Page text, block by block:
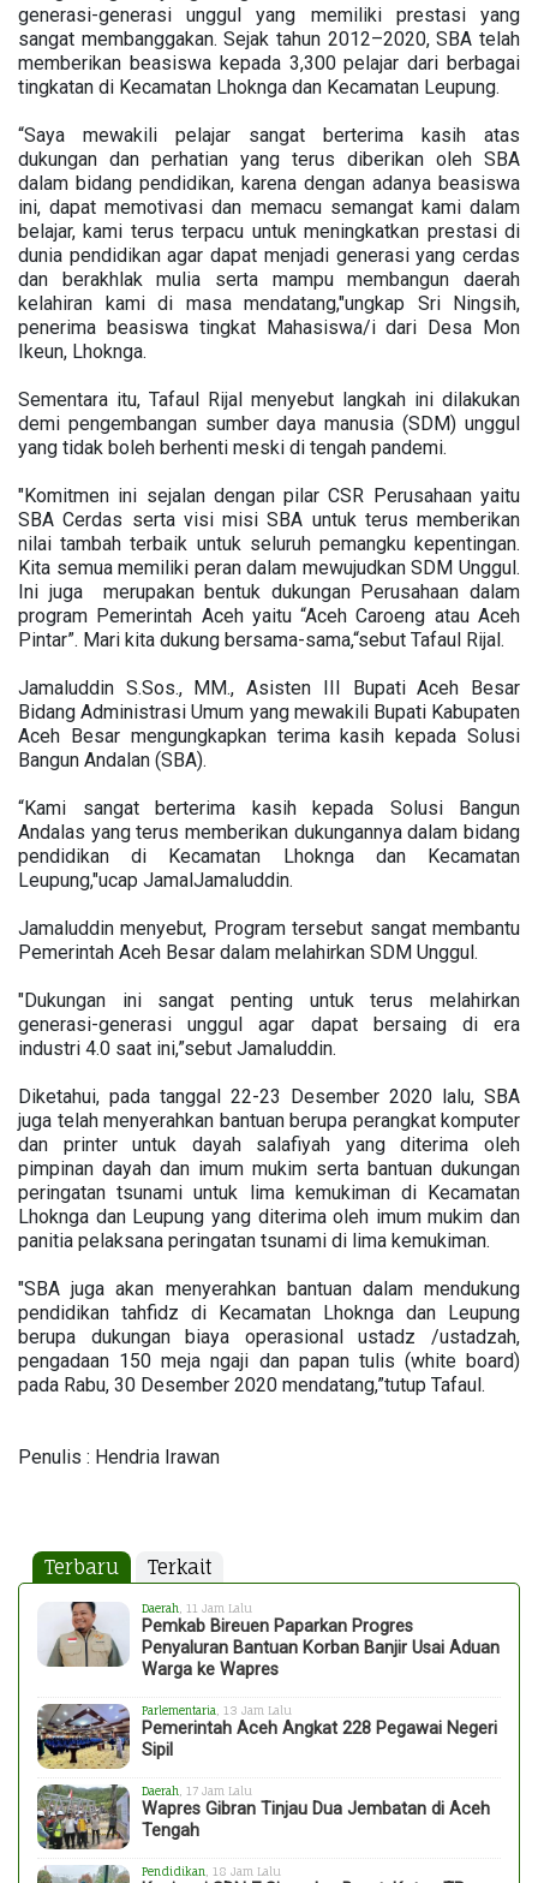
generasi-generasi unggul yang memiliki prestasi yang
sangat membanggakan. Sejak tahun 2012–2020, SBA telah
memberikan beasiswa kepada 3,300 pelajar dari berbagai
tingkatan di Kecamatan Lhoknga dan Kecamatan Leupung.
“Saya mewakili pelajar sangat berterima kasih atas
dukungan dan perhatian yang terus diberikan oleh SBA
dalam bidang pendidikan, karena dengan adanya beasiswa
ini, dapat memotivasi dan memacu semangat kami dalam
belajar, kami terus terpacu untuk meningkatkan prestasi di
dunia pendidikan agar dapat menjadi generasi yang cerdas
dan berakhlak mulia serta mampu membangun daerah
kelahiran kami di masa mendatang,"ungkap Sri Ningsih,
penerima beasiswa tingkat Mahasiswa/i dari Desa Mon
Ikeun, Lhoknga.
Sementara itu, Tafaul Rijal menyebut langkah ini dilakukan
demi pengembangan sumber daya manusia (SDM) unggul
yang tidak boleh berhenti meski di tengah pandemi.
"Komitmen ini sejalan dengan pilar CSR Perusahaan yaitu
SBA Cerdas serta visi misi SBA untuk terus memberikan
nilai tambah terbaik untuk seluruh pemangku kepentingan.
Kita semua memiliki peran dalam mewujudkan SDM Unggul.
Ini juga merupakan bentuk dukungan Perusahaan dalam
program Pemerintah Aceh yaitu “Aceh Caroeng atau Aceh
Pintar”. Mari kita dukung bersama-sama,“sebut Tafaul Rijal.
Jamaluddin S.Sos., MM., Asisten III Bupati Aceh Besar
Bidang Administrasi Umum yang mewakili Bupati Kabupaten
Aceh Besar mengungkapkan terima kasih kepada Solusi
Bangun Andalan (SBA).
“Kami sangat berterima kasih kepada Solusi Bangun
Andalas yang terus memberikan dukungannya dalam bidang
pendidikan di Kecamatan Lhoknga dan Kecamatan
Leupung,"ucap JamalJamaluddin.
Jamaluddin menyebut, Program tersebut sangat membantu
Pemerintah Aceh Besar dalam melahirkan SDM Unggul.
"Dukungan ini sangat penting untuk terus melahirkan
generasi-generasi unggul agar dapat bersaing di era
industri 4.0 saat ini,”sebut Jamaluddin.
Diketahui, pada tanggal 22-23 Desember 2020 lalu, SBA
juga telah menyerahkan bantuan berupa perangkat komputer
dan printer untuk dayah salafiyah yang diterima oleh
pimpinan dayah dan imum mukim serta bantuan dukungan
peringatan tsunami untuk lima kemukiman di Kecamatan
Lhoknga dan Leupung yang diterima oleh imum mukim dan
panitia pelaksana peringatan tsunami di lima kemukiman.
"SBA juga akan menyerahkan bantuan dalam mendukung
pendidikan tahfidz di Kecamatan Lhoknga dan Leupung
berupa dukungan biaya operasional ustadz /ustadzah,
pengadaan 150 meja ngaji dan papan tulis (white board)
pada Rabu, 30 Desember 2020 mendatang,”tutup Tafaul.
Penulis : Hendria Irawan
Terbaru Terkait
Daerah , 11 Jam Lalu
Pemkab Bireuen Paparkan Progres
Penyaluran Bantuan Korban Banjir Usai Aduan
Warga ke Wapres
Parlementaria , 13 Jam Lalu
Pemerintah Aceh Angkat 228 Pegawai Negeri
Sipil
Daerah , 17 Jam Lalu
Wapres Gibran Tinjau Dua Jembatan di Aceh
Tengah
Pendidikan , 18 Jam Lalu